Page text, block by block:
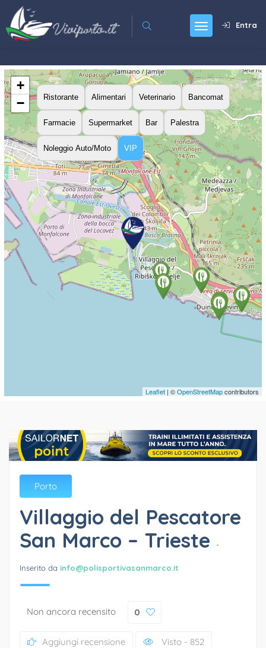
Entra
Ristorante Alimentari Veterinario Bancomat
Farmacie Supermarket Bar Palestra
Noleggio Auto/Moto VIP
+
−
Leaflet | ©OpenStreetMapcontributors
Porto
Villaggio del Pescatore
San Marco – Trieste
-
Inserito da info@polisportivasanmarco.it
Non ancora recensito 0
Aggiungi recensione Visto - 852